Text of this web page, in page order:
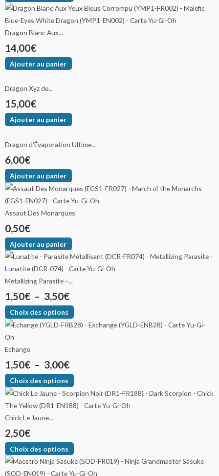
Dragon Blanc Aux...
14,00€
Ajouter au panier
Dragon Xyz de...
15,00€
Ajouter au panier
Dragon d’Évaporation Ultime...
6,00€
Ajouter au panier
Assaut Des Monarques
0,50€
Ajouter au panier
Metallizing Parasite –...
1,50€ – 3,50€
Choix des options
Echange
1,50€ – 3,00€
Choix des options
Chick Le Jaune...
2,50€
Choix des options